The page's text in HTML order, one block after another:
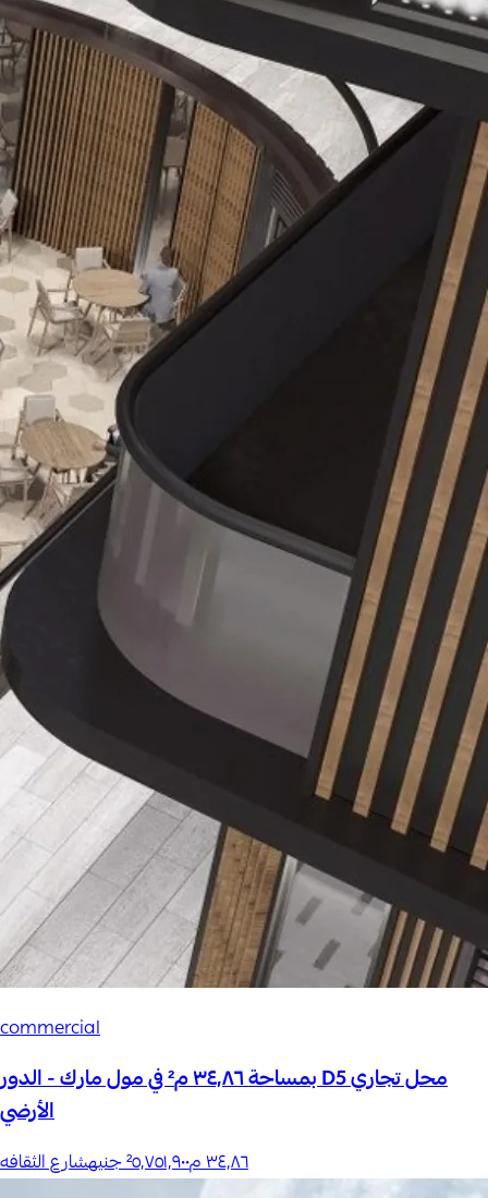
commercial
محل تجاري D5 بمساحة ٣٤٫٨٦ م² في مول مارك - الدور
الأرضي
٣٤٫٨٦م²٥٬٧٥١٬٩٠٠ جنيه شارع الثقافه